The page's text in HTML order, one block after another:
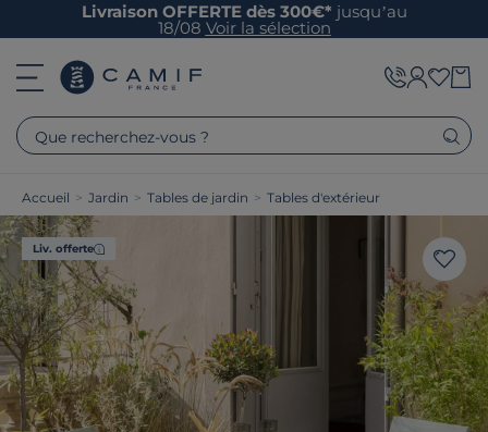
Livraison OFFERTE dès 300€* jusqu’au
18/08 Voir la sélection
Que recherchez-vous ?
Accueil > Jardin > Tables de jardin > Tables d'extérieur
Liv. offerte